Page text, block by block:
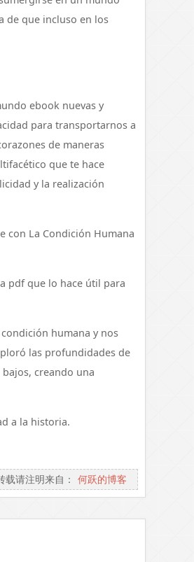
de que incluso en los
ebook nuevas y
para transportarnos a
de maneras
que te hace
y la realización
con La Condición Humana
pdf que lo hace útil para
humana y nos
las profundidades de
creando una
a la historia.
载请注明来自： 何跃的博客